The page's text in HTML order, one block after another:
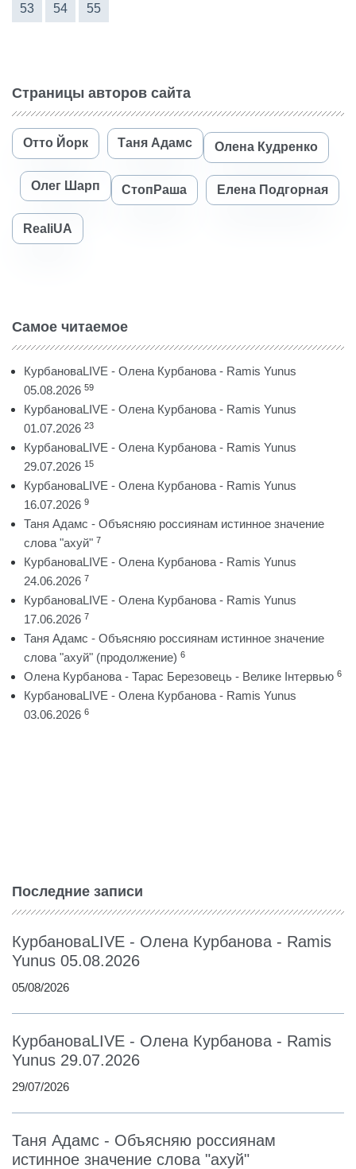
53 54 55
Страницы авторов сайта
Отто Йорк Таня Адамс Олена Кудренко
Олег Шарп СтопРаша Елена Подгорная
RealiUA
Самое читаемое
КурбановаLIVE - Олена Курбанова - Ramis Yunus
05.08.2026 59
КурбановаLIVE - Олена Курбанова - Ramis Yunus
01.07.2026 23
КурбановаLIVE - Олена Курбанова - Ramis Yunus
29.07.2026 15
КурбановаLIVE - Олена Курбанова - Ramis Yunus
16.07.2026 9
Таня Адамс - Объясняю россиянам истинное значение
слова "ахуй" 7
КурбановаLIVE - Олена Курбанова - Ramis Yunus
24.06.2026 7
КурбановаLIVE - Олена Курбанова - Ramis Yunus
17.06.2026 7
Таня Адамс - Объясняю россиянам истинное значение
слова "ахуй" (продолжение) 6
Олена Курбанова - Тарас Березовець - Велике Інтервью 6
КурбановаLIVE - Олена Курбанова - Ramis Yunus
03.06.2026 6
Последние записи
КурбановаLIVE - Олена Курбанова - Ramis
Yunus 05.08.2026
05/08/2026
КурбановаLIVE - Олена Курбанова - Ramis
Yunus 29.07.2026
29/07/2026
Таня Адамс - Объясняю россиянам
истинное значение слова "ахуй"